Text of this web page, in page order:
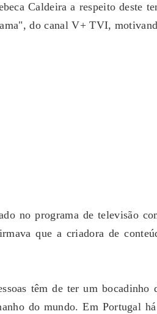
Caldeira a respeito deste
do canal V+ TVI,
no programa de televisão
que a criadora de
têm de ter um
do mundo. Em Portugal
August 04, 2026 0